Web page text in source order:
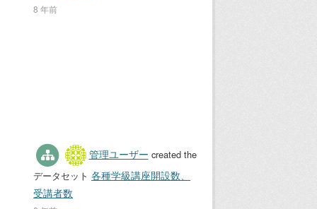
8 年前
管理ユーザー created the
データセット各種学級講座開設数、
受講者数